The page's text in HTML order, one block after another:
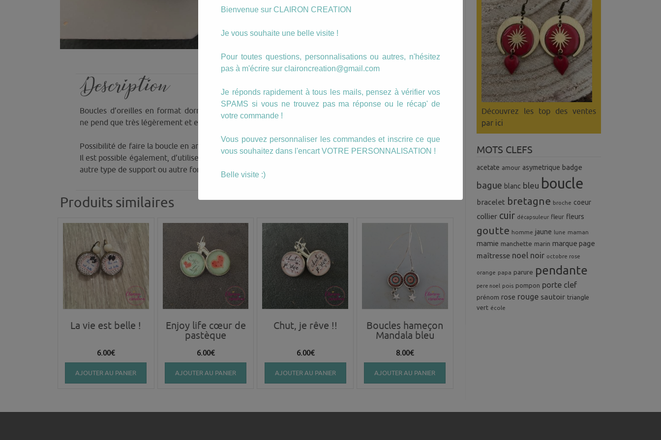
Photo personnalisée
quantité
°Boucles
dormeuses
chevaux
Catégories :Boucles,Dormeuses,Enfant
Description
Boucles d’oreilles en format dormeuse. (La boucle
ne pend que très légèrement et elle est légère)
Possibilité de faire la boucle en argent ou en cuivré.
Il est possible également, d’utiliser le visuel dans un
autre type de support ou autre format de boucles.
Produits similaires
La vie est belle !
6.00€
AJOUTER AU PANIER
Enjoy life cœur de
pastèque
6.00€
AJOUTER AU PANIER
Chut, je rêve !!
6.00€
AJOUTER AU PANIER
Boucles hameçon
Mandala bleu
8.00€
AJOUTER AU PANIER
Découvrez les top des ventes
par ici
MOTS CLEFS
acetate amour asymetrique badge
bague blanc bleu boucle
bracelet bretagne broche coeur
collier cuir décapsuleur fleur fleurs
goutte homme jaune lune maman
mamie manchette marin marque page
maîtresse noel noir octobre rose
orange papa parure pendante
pere noel pois pompon porte clef
prénom rose rouge sautoir triangle
vert école
Bienvenue sur CLAIRON CREATION
Je vous souhaite une belle visite !
Pour toutes questions, personnalisations ou autres, n'hésitez
pas à m'écrire sur claironcreation@gmail.com
Je réponds rapidement à tous les mails, pensez à vérifier vos
SPAMS si vous ne trouvez pas ma réponse ou le récap' de
votre commande !
Vous pouvez personnaliser les commandes et inscrire ce que
vous souhaitez dans l'encart VOTRE PERSONNALISATION !
Belle visite :)